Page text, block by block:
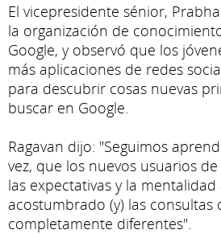
El vicepresidente sénior,
la organización de
Google, y observó que los
más aplicaciones de redes
para descubrir cosas nuevas
buscar en Google.
Ragavan dijo: "Seguimos
vez, que los nuevos usuarios
las expectativas y la
acostumbrado (y) las consultas
completamente diferentes".